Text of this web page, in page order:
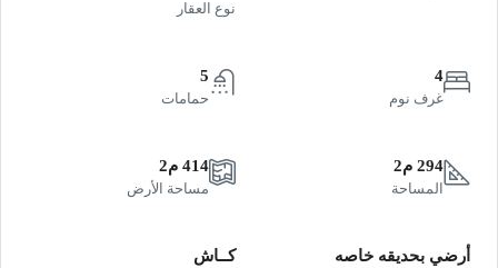
نوع العقار
4
غرف نوم
5
حمامات
294 م2
المساحة
414 م2
مساحة الأرض
أرضي بحديقه خاصه كــاش